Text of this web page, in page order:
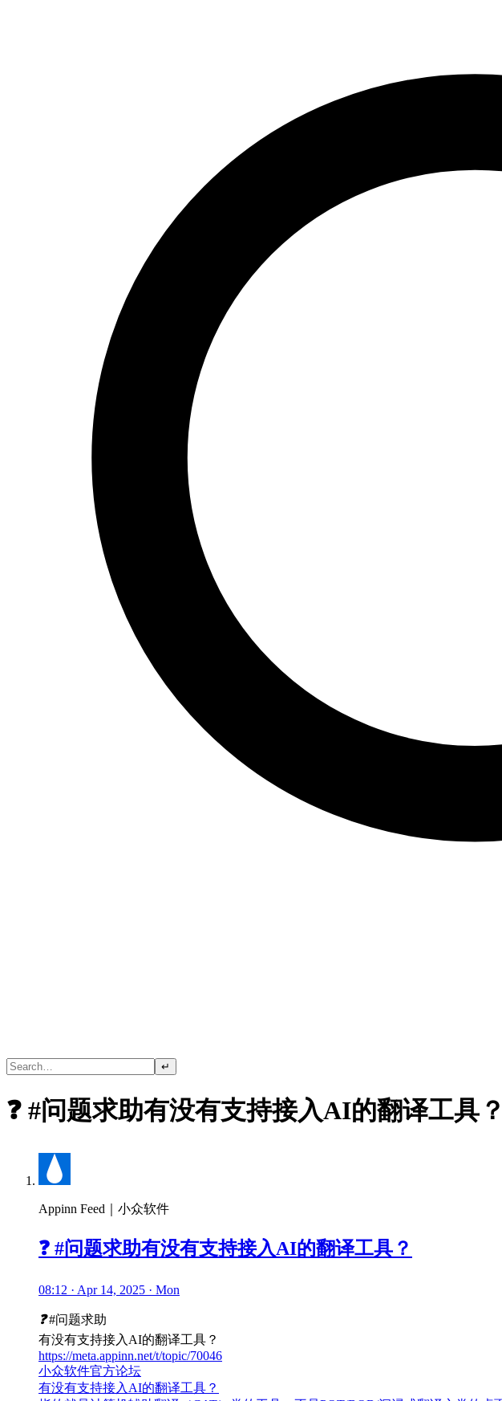
↵
❓ #问题求助有没有支持接入AI的翻译工具？
Appinn Feed｜小众软件
❓ #问题求助有没有支持接入AI的翻译工具？
08:12 · Apr 14, 2025 · Mon
❓#问题求助
有没有支持接入AI的翻译工具？
https://meta.appinn.net/t/topic/70046
小众软件官方论坛
有没有支持接入AI的翻译工具？